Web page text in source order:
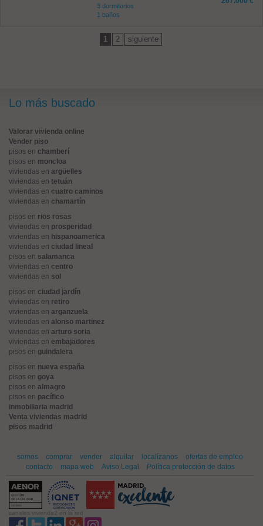
3 dormitorios
1 baños
1 2 siguiente
Lo más buscado
Valorar vivienda online
Vender piso
pisos en chamberí
pisos en moncloa
viviendas en argüelles
viviendas en tetuán
viviendas en cuatro caminos
viviendas en chamartín
pisos en rios rosas
viviendas en prosperidad
viviendas en hispanoamerica
viviendas en ciudad lineal
pisos en salamanca
viviendas en centro
viviendas en sol
pisos en ciudad jardín
viviendas en retiro
viviendas en arganzuela
viviendas en alonso martinez
viviendas en arturo soria
viviendas en embajadores
pisos en guindalera
pisos en nueva españa
pisos en goya
pisos en almagro
pisos en pacífico
inmobiliaria madrid
Venta viviendas madrid
pisos madrid
somos comprar vender alquilar localízanos
ofertas de empleo
contacto
mapa web Aviso Legal Política protección de datos
canales vivienda2 en la red